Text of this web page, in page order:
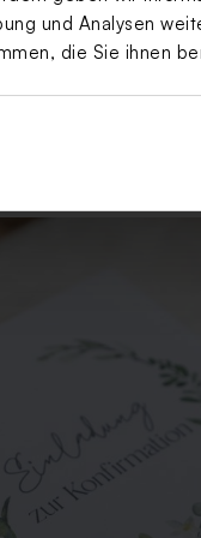
und Analysen
die Sie ihnen
einen schönen